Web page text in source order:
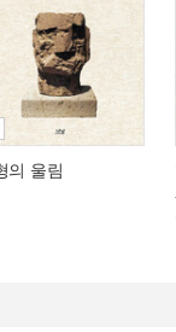
의 울림